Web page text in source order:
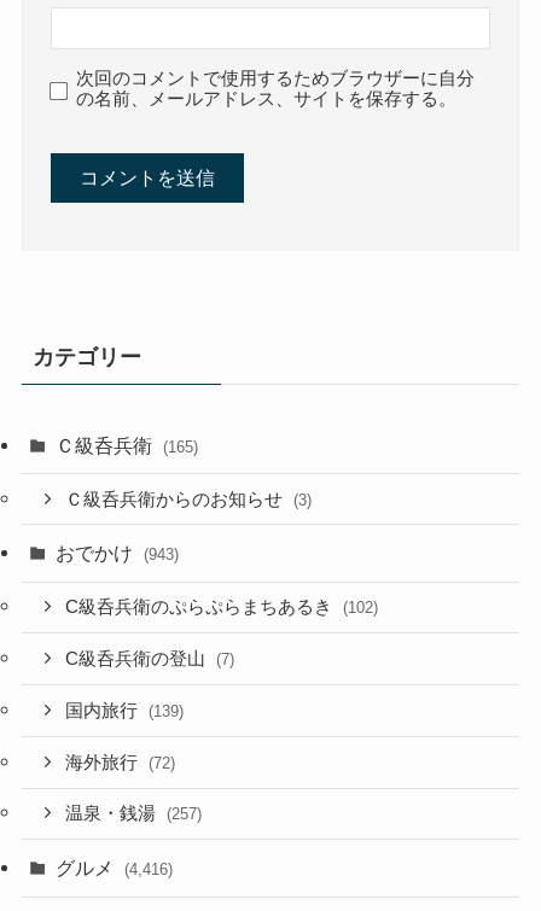
次回のコメントで使用するためブラウザーに自分
の名前、メールアドレス、サイトを保存する。
カテゴリー
Ｃ級呑兵衛 (165)
Ｃ級呑兵衛からのお知らせ (3)
おでかけ (943)
C級呑兵衛のぷらぷらまちあるき (102)
C級呑兵衛の登山 (7)
国内旅行 (139)
海外旅行 (72)
温泉・銭湯 (257)
グルメ (4,416)